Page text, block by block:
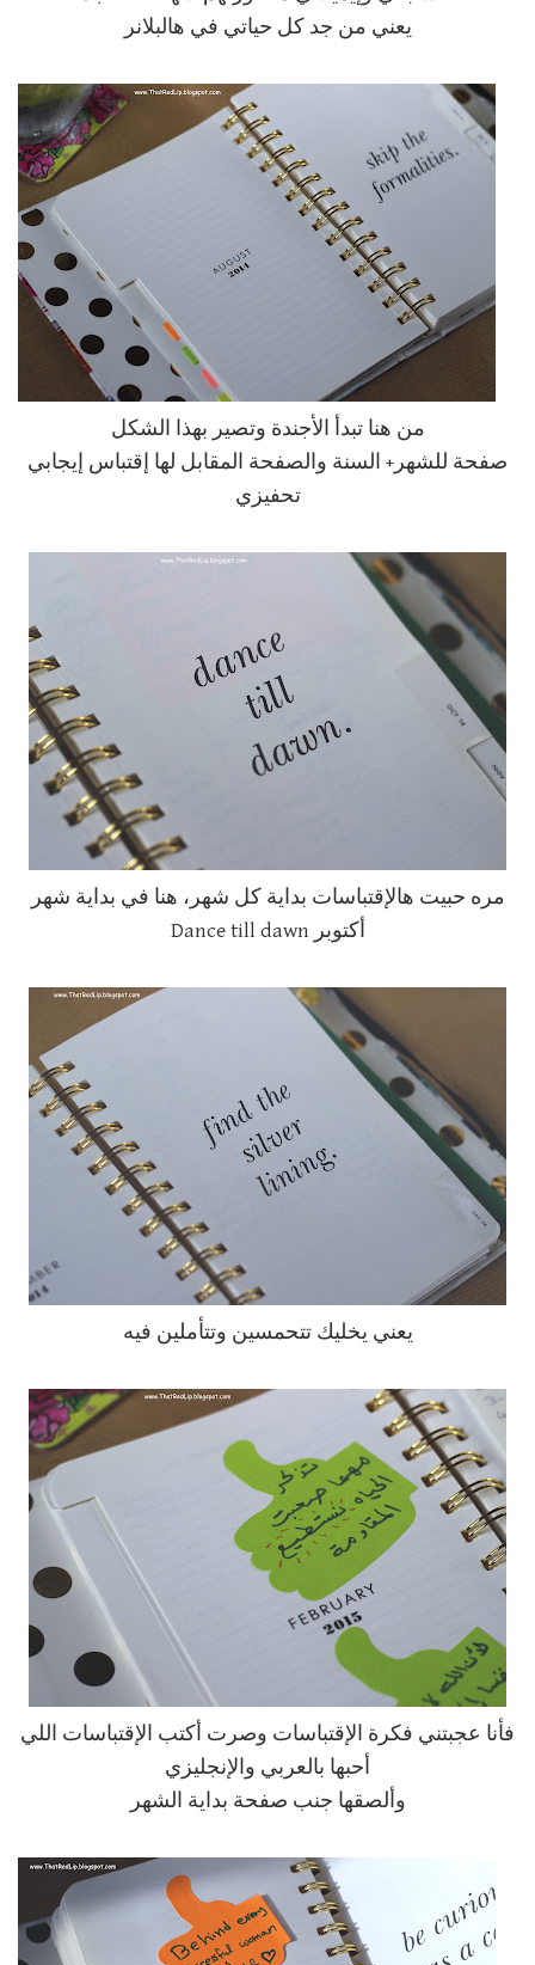
يعني من جد كل حياتي في هالبلانر
من هنا تبدأ الأجندة وتصير بهذا الشكل
صفحة للشهر+ السنة والصفحة المقابل لها إقتباس إيجابي
تحفيزي
مره حبيت هالإقتباسات بداية كل شهر، هنا في بداية شهر
أكتوبر Dance till dawn
يعني يخليك تتحمسين وتتأملين فيه
فأنا عجبتني فكرة الإقتباسات وصرت أكتب الإقتباسات اللي
أحبها بالعربي والإنجليزي
وألصقها جنب صفحة بداية الشهر